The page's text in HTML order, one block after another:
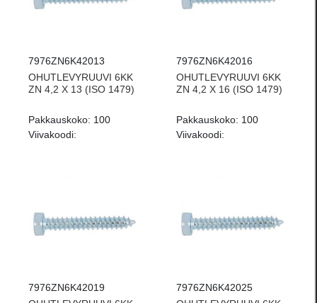
7976ZN6K42013
OHUTLEVYRUUVI 6KK
ZN 4,2 X 13 (ISO 1479)
Pakkauskoko: 100
Viivakoodi:
7976ZN6K42016
OHUTLEVYRUUVI 6KK
ZN 4,2 X 16 (ISO 1479)
Pakkauskoko: 100
Viivakoodi:
7976ZN6K42019
7976ZN6K42025